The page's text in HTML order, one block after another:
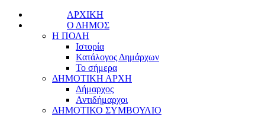
ΑΡΧΙΚΗ
Ο ΔΗΜΟΣ
Η ΠΟΛΗ
Ιστορία
Κατάλογος Δημάρχων
Το σήμερα
ΔΗΜΟΤΙΚΗ ΑΡΧΗ
Δήμαρχος
Αντιδήμαρχοι
ΔΗΜΟΤΙΚΟ ΣΥΜΒΟΥΛΙΟ